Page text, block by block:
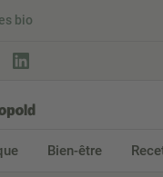
bio
Bien-être